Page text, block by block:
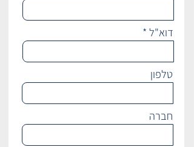
דוא"ל
חברה
טלפון